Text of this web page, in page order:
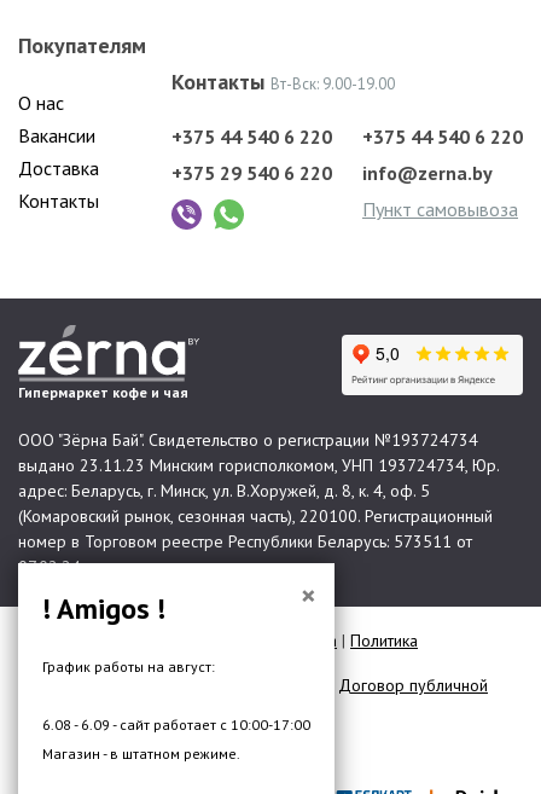
Покупателям
О нас
Вакансии
Доставка
Контакты
Контакты Вт-Вск: 9.00-19.00
+375 44 540 6 220
+375 29 540 6 220
+375 44 540 6 220
info@zerna.by
Пункт самовывоза
Гипермаркет кофе и чая
ООО "Зёрна Бай". Свидетельство о регистрации №193724734
выдано 23.11.23 Минским горисполкомом, УНП 193724734, Юр.
адрес: Беларусь, г. Минск, ул. В.Хоружей, д. 8, к. 4, оф. 5
(Комаровский рынок, сезонная часть), 220100. Регистрационный
номер в Торговом реестре Республики Беларусь: 573511 от
07.02.24.
Карта сайта | Политика
конфиденциальности
Договор публичной
Разработка сайта —DMW.BY
×
! Amigos !
График работы на август:
6.08 - 6.09 - сайт работает с 10:00-17:00
Магазин - в штатном режиме.